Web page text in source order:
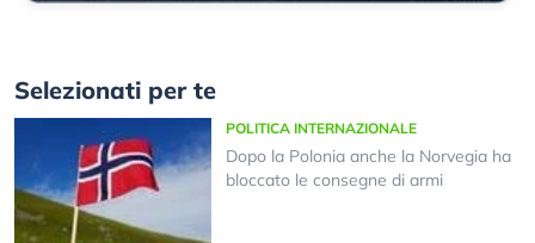
Selezionati per te
POLITICA INTERNAZIONALE
Dopo la Polonia anche la Norvegia ha
bloccato le consegne di armi